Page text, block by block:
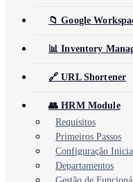
📁 Google
📊 Inventory
🔗 URL Shortener
👥 HRM Module
Requisitos
Primeiros Passos
Configuração
Departamentos